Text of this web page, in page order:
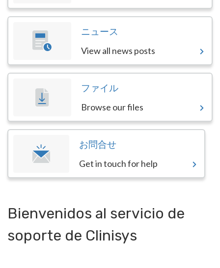
ニュース
View all news posts
ファイル
Browse our files
お問合せ
Get in touch for help
Bienvenidos al servicio de
soporte de Clinisys